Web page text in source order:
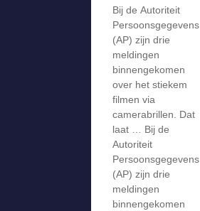
meldingen
over stiekem
filmen via
camerabril
Bij de Autoriteit
Persoonsgegevens
(AP) zijn drie
meldingen
binnengekomen
over het stiekem
filmen via
camerabrillen. Dat
laat … Bij de
Autoriteit
Persoonsgegevens
(AP) zijn drie
meldingen
binnengekomen